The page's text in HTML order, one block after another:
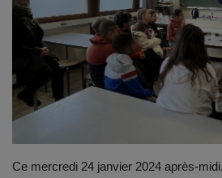
Emplois
Notre offre d'enseignement (2026)
Stages
Association des Parents
Ce mercredi 24 janvier 2024 après-